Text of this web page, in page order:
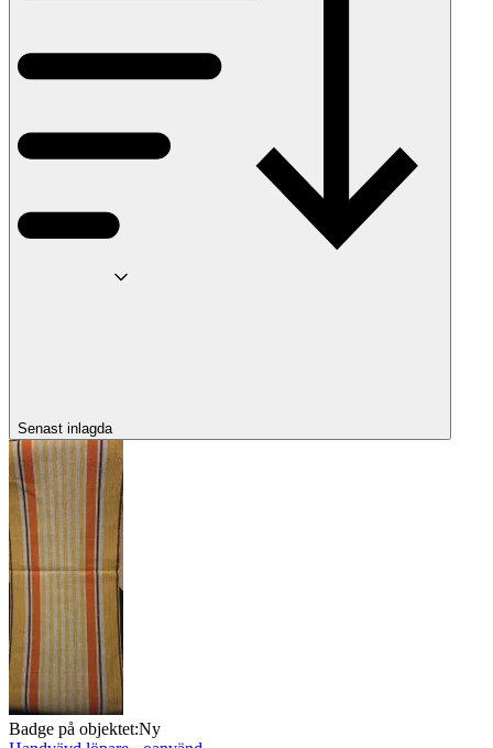
Senast inlagda
Badge på objektet:Ny